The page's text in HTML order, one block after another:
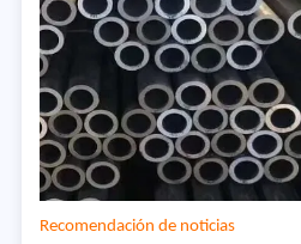
Recomendación de noticias
Recomendación de noticias
Recomendación de noticias